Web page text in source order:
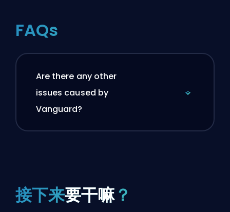
FAQs
Are there any other
issues caused by
Vanguard?
接下来要干嘛？